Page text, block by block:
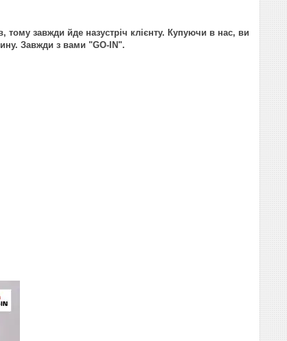
тому завжди йде назустріч клієнту. Купуючи в нас, ви
Завжди з вами "GO-IN".